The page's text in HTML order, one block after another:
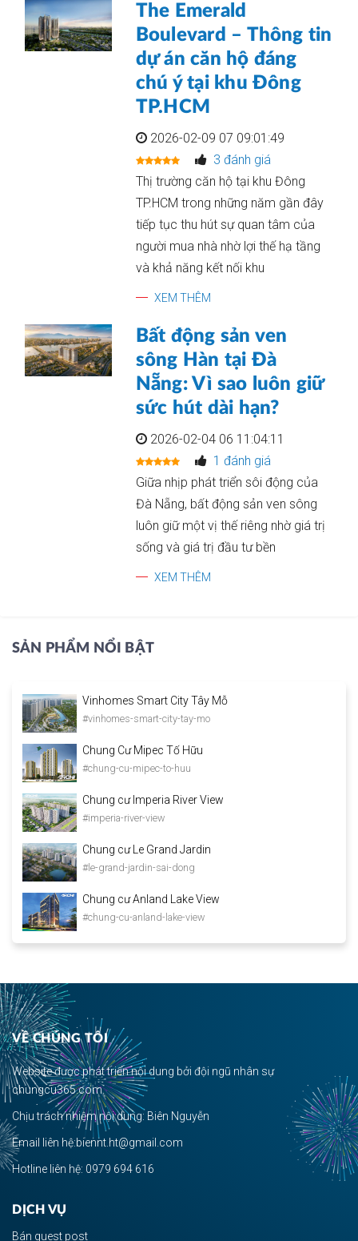
The Emerald
Boulevard – Thông tin
dự án căn hộ đáng
chú ý tại khu Đông
TP.HCM
2026-02-09 07 09:01:49
3 đánh giá
Thị trường căn hộ tại khu Đông
TP.HCM trong những năm gần đây
tiếp tục thu hút sự quan tâm của
người mua nhà nhờ lợi thế hạ tầng
và khả năng kết nối khu
XEM THÊM
Bất động sản ven
sông Hàn tại Đà
Nẵng: Vì sao luôn giữ
sức hút dài hạn?
2026-02-04 06 11:04:11
1 đánh giá
Giữa nhịp phát triển sôi động của
Đà Nẵng, bất động sản ven sông
luôn giữ một vị thế riêng nhờ giá trị
sống và giá trị đầu tư bền
XEM THÊM
SẢN PHẨM NỔI BẬT
Vinhomes Smart City Tây Mỗ
#vinhomes-smart-city-tay-mo
Chung Cư Mipec Tố Hữu
#chung-cu-mipec-to-huu
Chung cư Imperia River View
#imperia-river-view
Chung cư Le Grand Jardin
#le-grand-jardin-sai-dong
Chung cư Anland Lake View
#chung-cu-anland-lake-view
VỀ CHÚNG TÔI
Website được phát triển nội dung bởi đội ngũ nhân sự
chungcu365.com.
Chịu trách nhiệm nội dung: Biên Nguyễn
Email liên hệ:biennt.ht@gmail.com
Hotline liên hệ: 0979 694 616
DỊCH VỤ
Bán guest post